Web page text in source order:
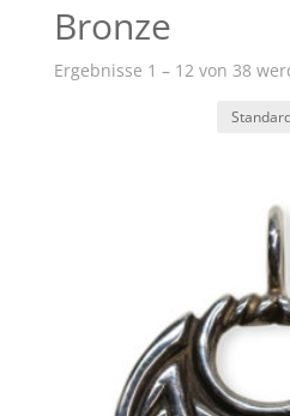
Bronze
Ergebnisse 1 – 12 von 38